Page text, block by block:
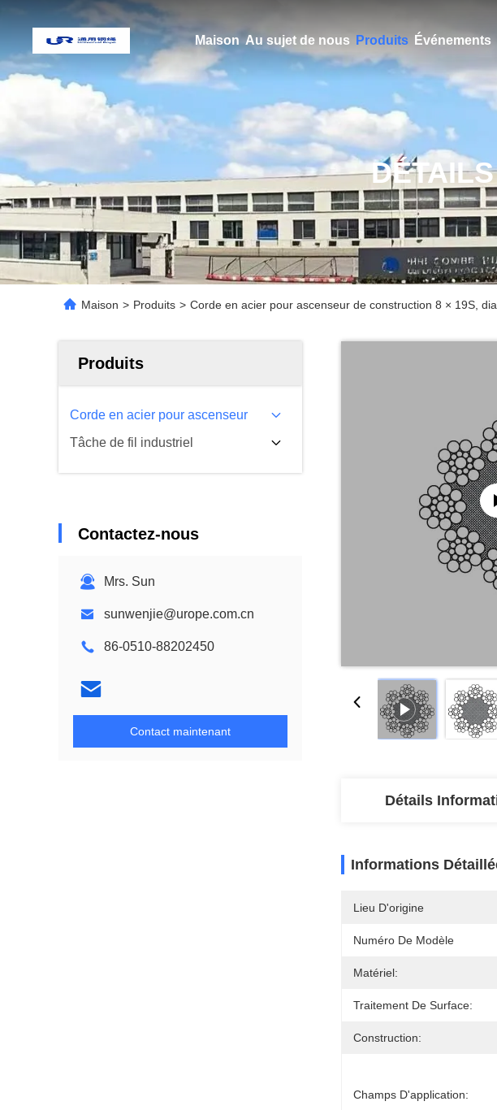
Maison Au sujet de nous Produits Événements
Maison > Produits > Corde en acier pour ascenseur de construction 8 × 19S,
Produits
Corde en acier pour ascenseur
Tâche de fil industriel
Contactez-nous
Mrs. Sun
sunwenjie@urope.com.cn
86-0510-88202450
Contact maintenant
Détails
Informations
Lieu D'origine
Numéro De Modèle
Matériel:
Traitement De Surface:
Construction:
Champs D'application: